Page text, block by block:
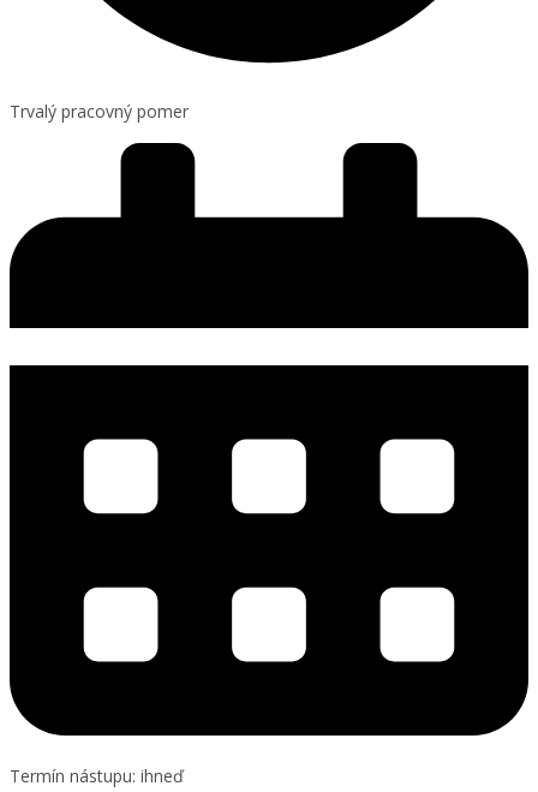
Trvalý pracovný pomer
Termín nástupu: ihneď